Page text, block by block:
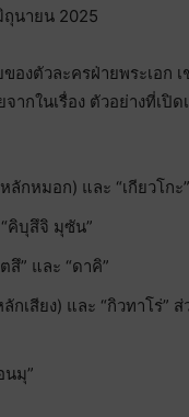
ถุนายน 2025
งตัวละครฝ่ายพระเอก
ากในเรื่อง ตัวอย่างที่เปิ
กหมอก) และ “เกียวโกะ”
คิบุสึจิ มุซัน”
” และ “ดาคิ”
กเสียง) และ “กิวทาโร่”
นมุ”